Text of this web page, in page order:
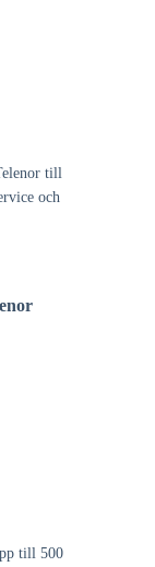
till
och
till 500